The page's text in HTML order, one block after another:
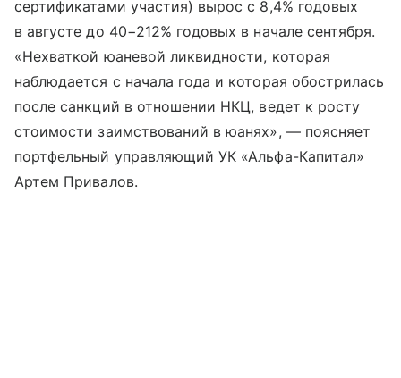
сертификатами участия) вырос с 8,4% годовых
в августе до 40−212% годовых в начале сентября.
«Нехваткой юаневой ликвидности, которая
наблюдается с начала года и которая обострилась
после санкций в отношении НКЦ, ведет к росту
стоимости заимствований в юанях», — поясняет
портфельный управляющий УК «Альфа-Капитал»
Артем Привалов.